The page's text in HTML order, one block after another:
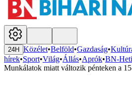
24H Közélet•Belföld•Gazdaság•
hírek•Sport•Világ•Állás•Aprók•BN-
Munkálatok miatt változik pénteken a